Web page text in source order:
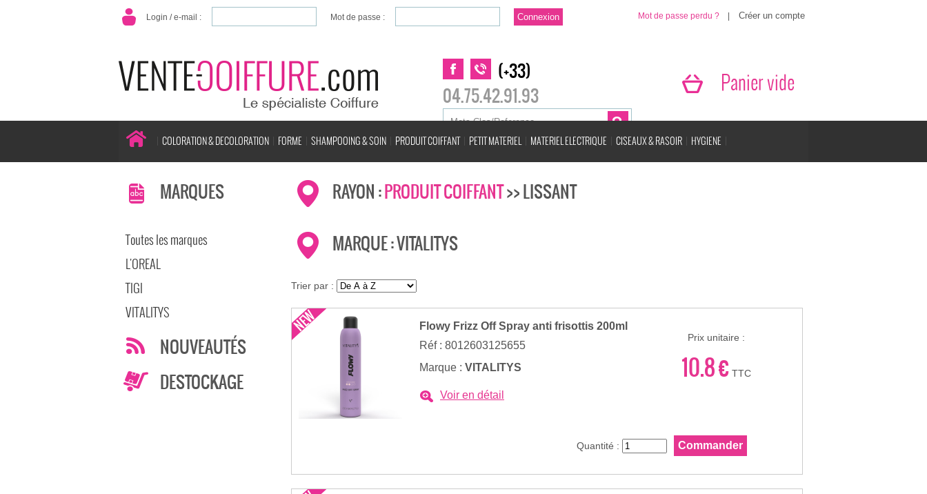
Login / e-mail : Mot de passe : Mot de passe perdu ?
(+33)
04.75.42.91.93
Panier vide
COLORATION & DECOLORATION FORME SHAMPOOING & SOIN PRODUIT COIFFANT PETIT MATERIEL MATERIEL ELECTRIQUE CISEAUX & RASOIR HYGIENE
MARQUES
Toutes les marques
L'OREAL
TIGI
VITALITYS
NOUVEAUTÉS
DESTOCKAGE
RAYON :PRODUIT COIFFANT>> LISSANT
MARQUE : VITALITYS
Trier par :
Flowy Frizz Off Spray anti frisottis 200ml
Réf : 8012603125655
Marque : VITALITYS
Voir en détail
Prix unitaire :
10.8 €TTC
Quantité :